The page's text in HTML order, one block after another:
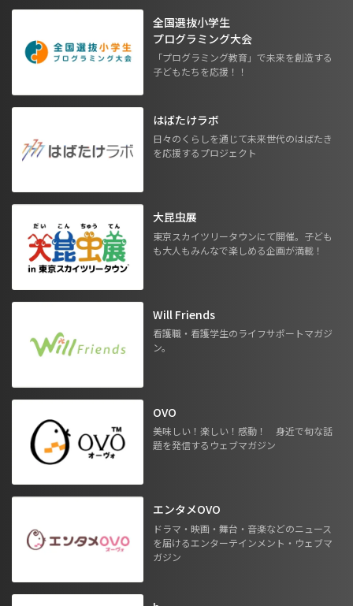
全国選抜小学生
プログラミング大会
「プログラミング教育」で未来を創造する
子どもたちを応援！！
はばたけラボ
日々のくらしを通じて未来世代のはばたき
を応援するプロジェクト
大昆虫展
東京スカイツリータウンにて開催。子ども
も大人もみんなで楽しめる企画が満載！
Will Friends
看護職・看護学生のライフサポートマガジ
ン。
OVO
美味しい！楽しい！感動！ 身近で旬な話
題を発信するウェブマガジン
エンタメOVO
ドラマ・映画・舞台・音楽などのニュース
を届けるエンターテインメント・ウェブマ
ガジン